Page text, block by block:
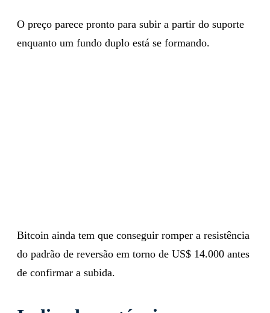
O preço parece pronto para subir a partir do suporte
enquanto um fundo duplo está se formando.
Bitcoin ainda tem que conseguir romper a resistência
do padrão de reversão em torno de US$ 14.000 antes
de confirmar a subida.